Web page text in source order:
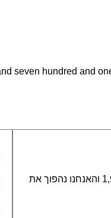
כתבו את המספר אותו יש להפוך למילים, לדוגמא: 1,921 והאנחנו נהפוך את